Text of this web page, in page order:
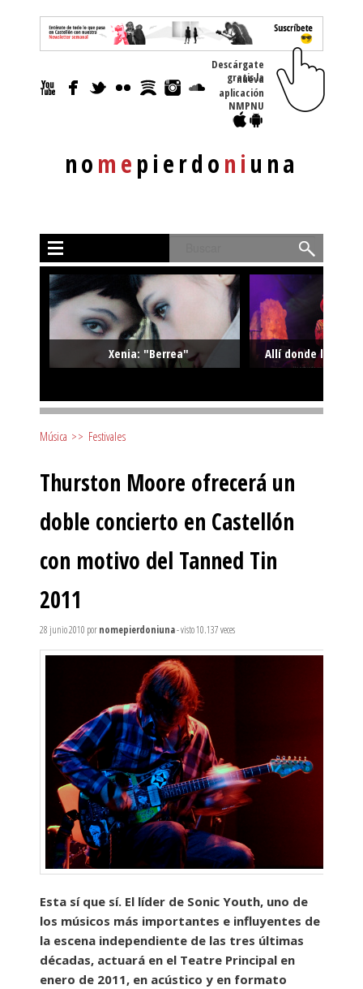
nomepierdoniuna
Descárgate
gratis la nueva
aplicación
NMPNU
Xenia: "Berrea" Allí donde la
Música >> Festivales
Thurston Moore ofrecerá un
doble concierto en Castellón
con motivo del Tanned Tin
2011
28 junio 2010 pornomepierdoniuna- visto 10.137 veces
Esta sí que sí. El líder de Sonic Youth, uno de
los músicos más importantes e influyentes de
la escena independiente de las tres últimas
décadas, actuará en el Teatre Principal en
enero de 2011, en acústico y en formato